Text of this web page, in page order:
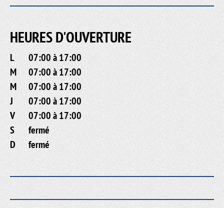
HEURES D'OUVERTURE
L
07:00 à 17:00
M
07:00 à 17:00
M
07:00 à 17:00
J
07:00 à 17:00
V
07:00 à 17:00
S
fermé
D
fermé